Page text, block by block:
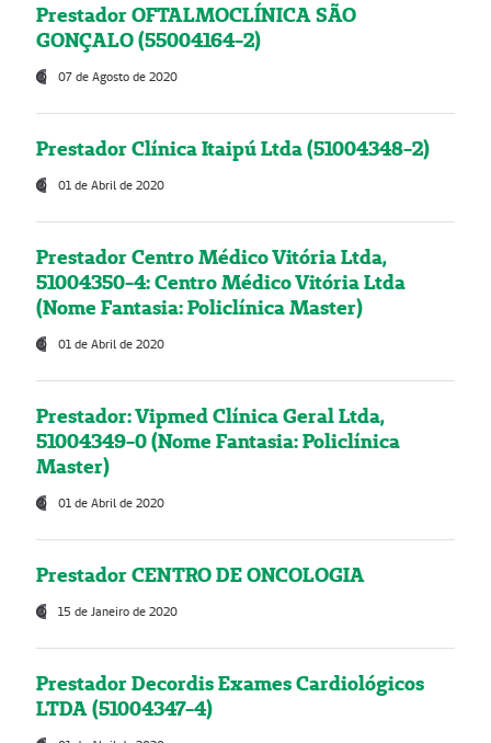
Prestador OFTALMOCLÍNICA SÃO
GONÇALO (55004164-2)
07 de Agosto de 2020
Prestador Clínica Itaipú Ltda (51004348-2)
01 de Abril de 2020
Prestador Centro Médico Vitória Ltda,
51004350-4: Centro Médico Vitória Ltda
(Nome Fantasia: Policlínica Master)
01 de Abril de 2020
Prestador: Vipmed Clínica Geral Ltda,
51004349-0 (Nome Fantasia: Policlínica
Master)
01 de Abril de 2020
Prestador CENTRO DE ONCOLOGIA
15 de Janeiro de 2020
Prestador Decordis Exames Cardiológicos
LTDA (51004347-4)